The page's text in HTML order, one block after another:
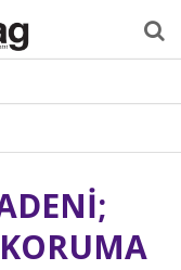
İletişim